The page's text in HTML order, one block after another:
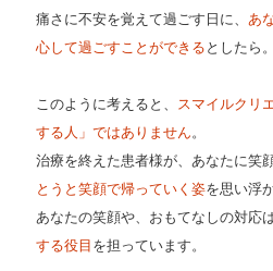
痛さに不安を覚えて過ごす日に、 あ
心して過ごすことができる としたら。
このように考えると、
スマイルクリ
する人」ではありません 。
治療を終えた患者様が、あなたに笑
とうと笑顔で帰っていく姿を思い浮
あなたの笑顔や、おもてなしの対応は
する役目 を担っています。